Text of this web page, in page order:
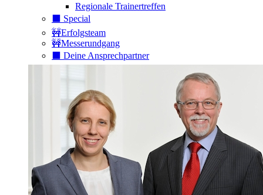
Regionale Trainertreffen
⬛️ Special
🚧Erfolgsteam
🚧Messerundgang
⬛️ Deine Ansprechpartner